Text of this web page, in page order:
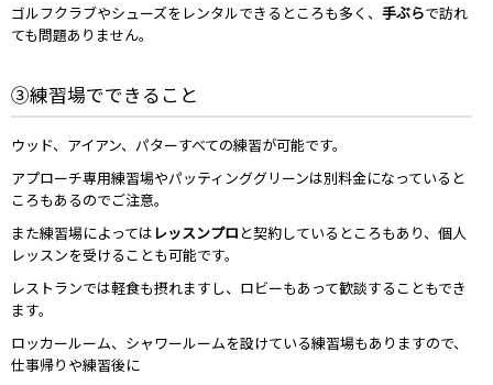
ゴルフクラブやシューズをレンタルできるところも多く、 手ぶらで訪れ
ても問題ありません。
③練習場でできること
ウッド、アイアン、パターすべての練習が可能です。
アプローチ専用練習場やパッティンググリーンは別料金になっていると
ころもあるのでご注意。
また練習場によっては レッスンプロ と契約しているところもあり、個人
レッスンを受けることも可能です。
レストランでは軽食も摂れますし、ロビーもあって歓談することもでき
ます。
ロッカールーム、シャワールームを設けている練習場もありますので、
仕事帰りや練習後に